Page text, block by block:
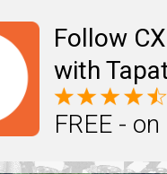
Follow
with
FREE -